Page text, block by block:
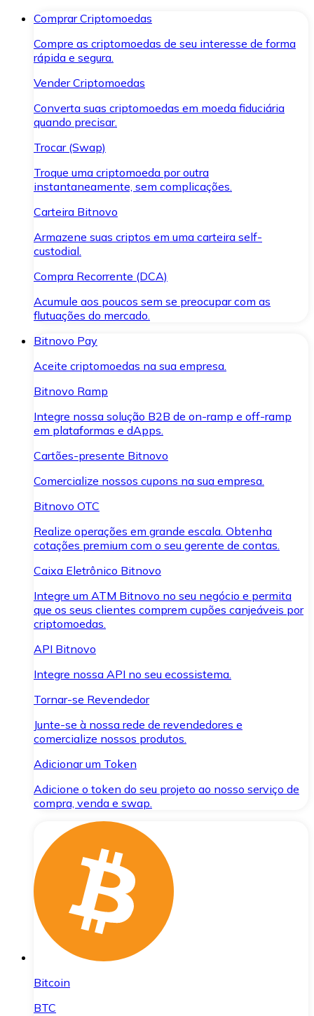
Comprar Criptomoedas
Compre as criptomoedas de seu interesse de forma
rápida e segura.
Vender Criptomoedas
Converta suas criptomoedas em moeda fiduciária
quando precisar.
Trocar (Swap)
Troque uma criptomoeda por outra
instantaneamente, sem complicações.
Carteira Bitnovo
Armazene suas criptos em uma carteira self-
custodial.
Compra Recorrente (DCA)
Acumule aos poucos sem se preocupar com as
flutuações do mercado.
Bitnovo Pay
Aceite criptomoedas na sua empresa.
Bitnovo Ramp
Integre nossa solução B2B de on-ramp e off-ramp
em plataformas e dApps.
Cartões-presente Bitnovo
Comercialize nossos cupons na sua empresa.
Bitnovo OTC
Realize operações em grande escala. Obtenha
cotações premium com o seu gerente de contas.
Caixa Eletrônico Bitnovo
Integre um ATM Bitnovo no seu negócio e permita
que os seus clientes comprem cupões canjeáveis por
criptomoedas.
API Bitnovo
Integre nossa API no seu ecossistema.
Tornar-se Revendedor
Junte-se à nossa rede de revendedores e
comercialize nossos produtos.
Adicionar um Token
Adicione o token do seu projeto ao nosso serviço de
compra, venda e swap.
Bitcoin
BTC